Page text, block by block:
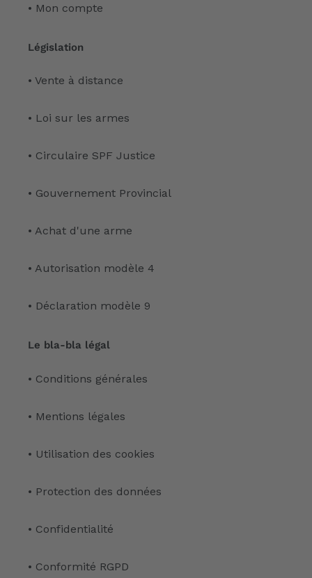
• Mon compte
Législation
• Vente à distance
• Loi sur les armes
• Circulaire SPF Justice
• Gouvernement Provincial
• Achat d'une arme
• Autorisation modèle 4
• Déclaration modèle 9
Le bla-bla légal
• Conditions générales
• Mentions légales
• Utilisation des cookies
• Protection des données
• Confidentialité
• Conformité RGPD